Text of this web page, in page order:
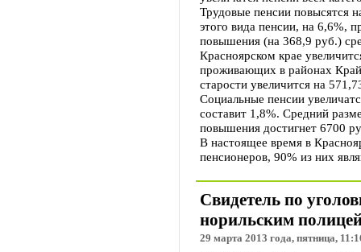
Трудовые пенсии повысятся
этого вида пенсии, на 6,6%,
повышения (на 368,9 руб.)
Красноярском крае
проживающих в районах
старости увеличится на
Социальные пенсии
составит 1,8%. Средний
повышения достигнет 6700
В настоящее время в
пенсионеров, 90% из них
Свидетель по
норильским
29 марта 2013 года, пятница,